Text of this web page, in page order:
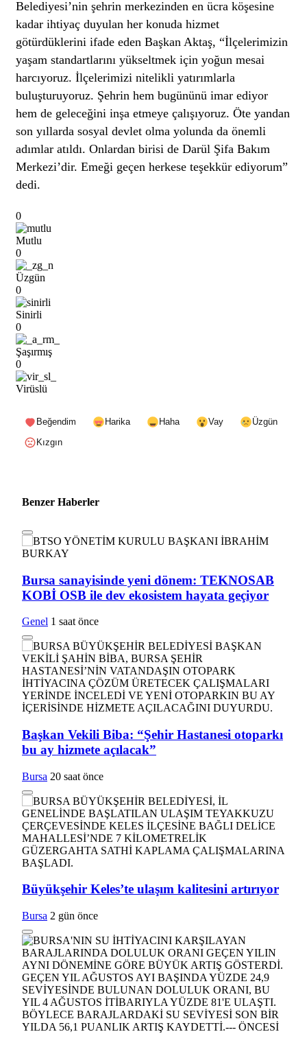
Belediyesi’nin şehrin merkezinden en ücra köşesine
kadar ihtiyaç duyulan her konuda hizmet
götürdüklerini ifade eden Başkan Aktaş, “İlçelerimizin
yaşam standartlarını yükseltmek için yoğun mesai
harcıyoruz. İlçelerimizi nitelikli yatırımlarla
buluşturuyoruz. Şehrin hem bugününü imar ediyor
hem de geleceğini inşa etmeye çalışıyoruz. Öte yandan
son yıllarda sosyal devlet olma yolunda da önemli
adımlar atıldı. Onlardan birisi de Darül Şifa Bakım
Merkezi’dir. Emeği geçen herkese teşekkür ediyorum”
dedi.
0
Mutlu
0
Üzgün
0
Sinirli
0
Şaşırmış
0
Virüslü
Beğendim Harika Haha Vay
Üzgün
Kızgın
Benzer Haberler
Bursa sanayisinde yeni dönem: TEKNOSAB
KOBİ OSB ile dev ekosistem hayata geçiyor
Genel 1 saat önce
Başkan Vekili Biba: “Şehir Hastanesi otoparkı
bu ay hizmete açılacak”
Bursa 20 saat önce
Büyükşehir Keles’te ulaşım kalitesini artırıyor
Bursa 2 gün önce